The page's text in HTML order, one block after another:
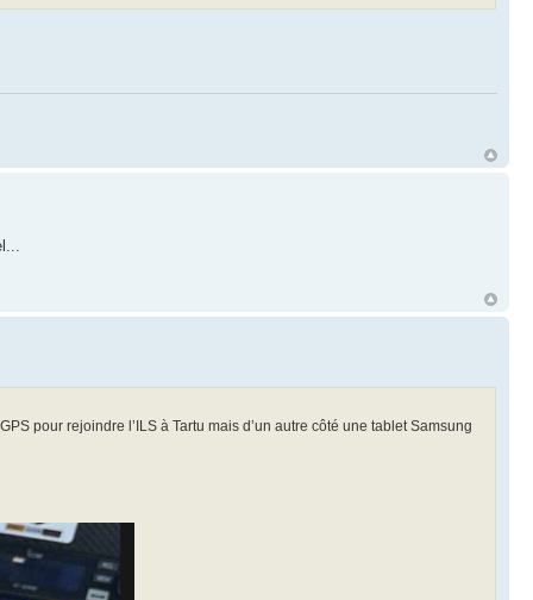
pour rejoindre l’ILS à Tartu mais d’un autre côté une tablet Samsung